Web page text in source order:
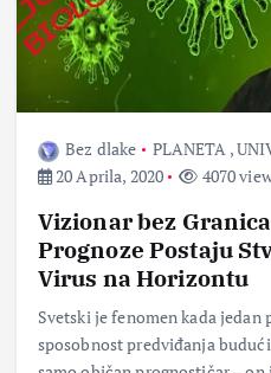
Bez dlake PLANETA ,
20 Aprila, 2020
4070
Vizionar bez
Prognoze Postaju
Virus na Horizontu
Svetski je fenomen kada
sposobnost predviđanja